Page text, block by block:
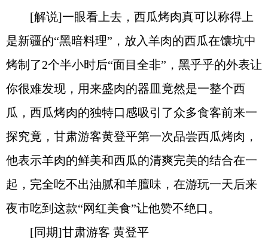
[解说]一眼看上去，西瓜烤肉真可以称得上
是新疆的“黑暗料理”，放入羊肉的西瓜在馕坑中
烤制了2个半小时后“面目全非”，黑乎乎的外表让
你很难发现，用来盛肉的器皿竟然是一整个西
瓜，西瓜烤肉的独特口感吸引了众多食客前来一
探究竟，甘肃游客黄登平第一次品尝西瓜烤肉，
他表示羊肉的鲜美和西瓜的清爽完美的结合在一
起，完全吃不出油腻和羊膻味，在游玩一天后来
夜市吃到这款“网红美食”让他赞不绝口。
[同期]甘肃游客 黄登平